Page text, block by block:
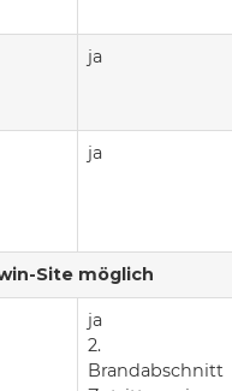
ja
ja
Site möglich
ja
2.
Brandabschnitt